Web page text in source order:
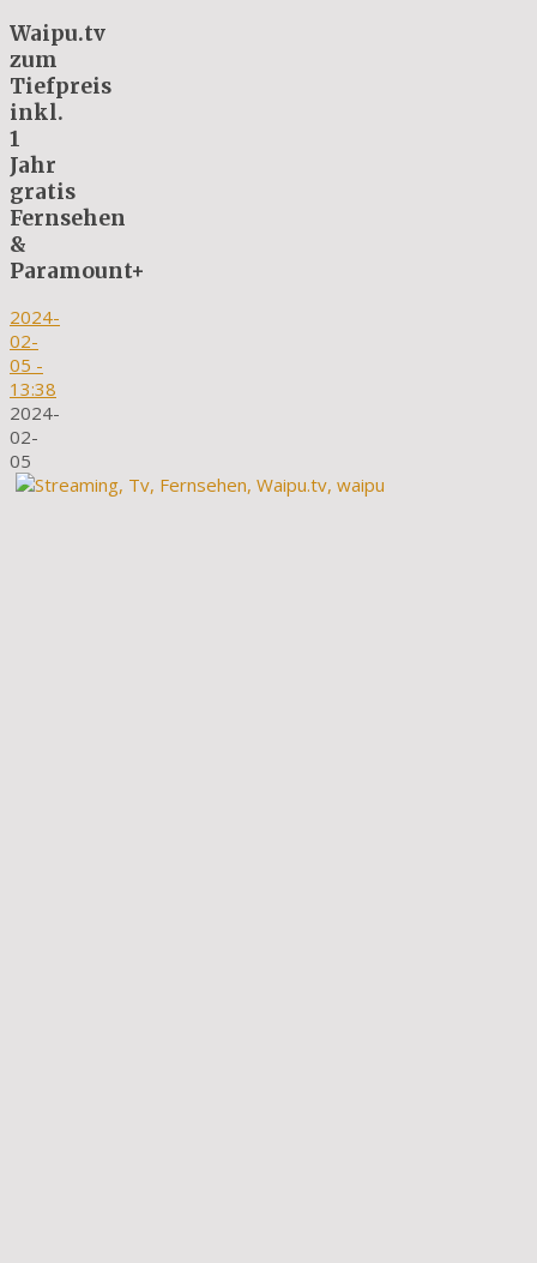
Waipu.tv
zum
Tiefpreis
inkl.
1
Jahr
gratis
Fernsehen
&
Paramount+
2024-
02-
05 -
13:38
2024-
02-
05